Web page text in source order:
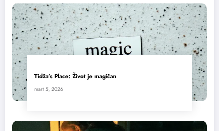
Tidža’s Place: Život je magičan
mart 5, 2026